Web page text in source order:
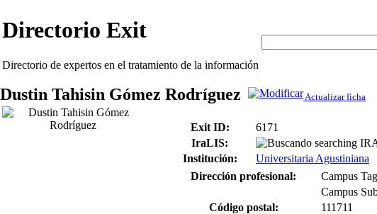
Directorio Exit
Directorio de expertos en el tratamiento de la información
Dustin Tahisin Gómez Rodríguez Actualizar ficha
Exit ID:
6171
IraLIS:
searching
Institución:
Universitaria Agustiniana
Dirección profesional:
Campus
Campus
Código postal:
111711